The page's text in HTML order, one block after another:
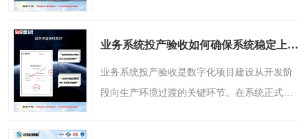
全。广东正信技术服务..
业务系统投产验收如何确保系统稳定上线？正信技术服务用案例说话
业务系统投产验收是数字化项目建设从开发阶
段向生产环境过渡的关键环节。在系统正式上